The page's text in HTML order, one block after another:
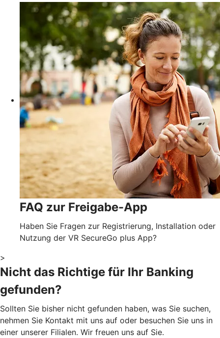
FAQ zur Freigabe-App
Haben Sie Fragen zur Registrierung, Installation oder
Nutzung der VR SecureGo plus App?
>
Nicht das Richtige für Ihr Banking
gefunden?
Sollten Sie bisher nicht gefunden haben, was Sie suchen,
nehmen Sie Kontakt mit uns auf oder besuchen Sie uns in
einer unserer Filialen. Wir freuen uns auf Sie.